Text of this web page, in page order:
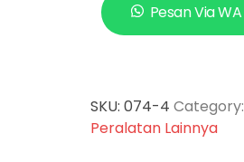
Pesan Via WA
SKU: 074-4 Category:
Peralatan Lainnya